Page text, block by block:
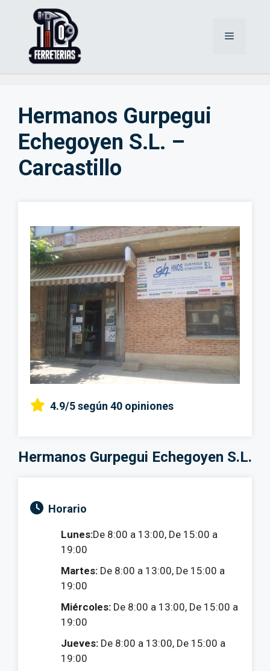
Menú
Hermanos Gurpegui
Echegoyen S.L. –
Carcastillo
4.9/5según 40 opiniones
Hermanos Gurpegui Echegoyen S.L.
Horario
Lunes:De 8:00 a 13:00, De 15:00 a
19:00
Martes: De 8:00 a 13:00, De 15:00 a
19:00
Miércoles: De 8:00 a 13:00, De 15:00 a
19:00
Jueves: De 8:00 a 13:00, De 15:00 a
19:00